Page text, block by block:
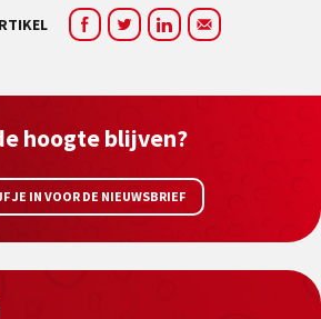
hoogte blijven?
JE IN VOOR DE NIEUWSBRIEF